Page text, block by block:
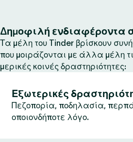
Δημοφιλή ενδιαφέροντα
Τα μέλη του Tinder βρίσκουν
που μοιράζονται με άλλα μέλη
μερικές κοινές δραστηριότητες:
Εξωτερικές
Πεζοπορία, ποδηλασία,
οποιονδήποτε λόγο.